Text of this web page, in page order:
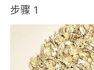
步骤 1